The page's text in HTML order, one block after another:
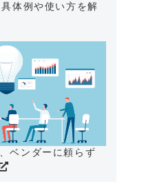
具体例や使い方を解
ベンダーに頼らず